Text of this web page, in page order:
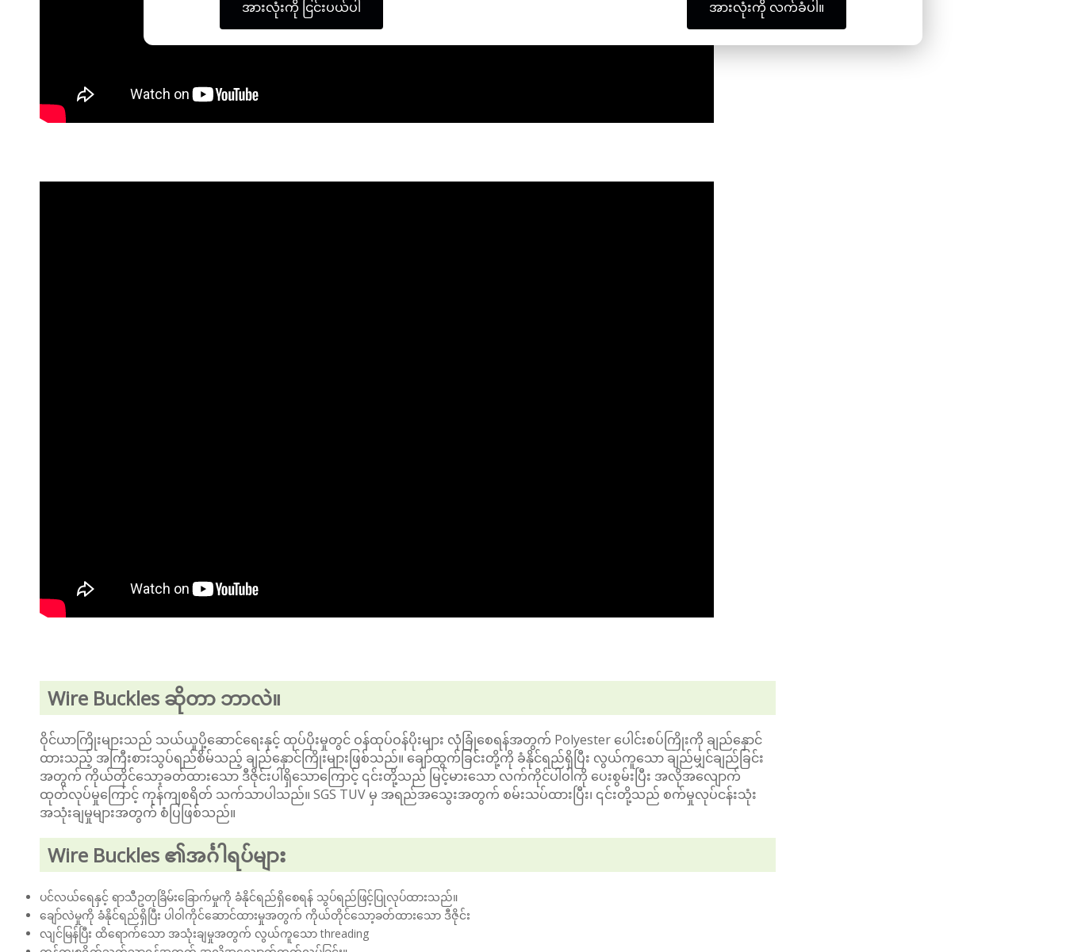
Wire Buckles ဆိုတာ ဘာလဲ။
ဝိုင်ယာကြိုးများသည် သယ်ယူပို့ဆောင်ရေးနှင့် ထုပ်ပိုးမှုတွင် ဝန်ထုပ်ဝန်ပိုးများ လုံခြုံစေရန်အတွက် Polyester ပေါင်းစပ်ကြိုးကို ချည်နှောင်
ထားသည့် အကြီးစားသွပ်ရည်စိမ်သည့် ချည်နှောင်ကြိုးများဖြစ်သည်။ ချော်ထွက်ခြင်းတို့ကို ခံနိုင်ရည်ရှိပြီး လွယ်ကူသော ချည်မျှင်ချည်ခြင်း
အတွက် ကိုယ်တိုင်သော့ခတ်ထားသော ဒီဇိုင်းပါရှိသောကြောင့် ၎င်းတို့သည် မြင့်မားသော လက်ကိုင်ပါဝါကို ပေးစွမ်းပြီး အလိုအလျောက်
ထုတ်လုပ်မှုကြောင့် ကုန်ကျစရိတ် သက်သာပါသည်။ SGS TUV မှ အရည်အသွေးအတွက် စမ်းသပ်ထားပြီး၊ ၎င်းတို့သည် စက်မှုလုပ်ငန်းသုံး
အသုံးချမှုများအတွက် စံပြဖြစ်သည်။
Wire Buckles ၏အင်္ဂါရပ်များ
ပင်လယ်ရေနှင့် ရာသီဥတုခြိမ်းခြောက်မှုကို ခံနိုင်ရည်ရှိစေရန် သွပ်ရည်ဖြင့်ပြုလုပ်ထားသည်။
ချော်လဲမှုကို ခံနိုင်ရည်ရှိပြီး ပါဝါကိုင်ဆောင်ထားမှုအတွက် ကိုယ်တိုင်သော့ခတ်ထားသော ဒီဇိုင်း
လျင်မြန်ပြီး ထိရောက်သော အသုံးချမှုအတွက် လွယ်ကူသော threading
အားလုံးကို ငြင်းပယ်ပါ အားလုံးကို လက်ခံပါ။